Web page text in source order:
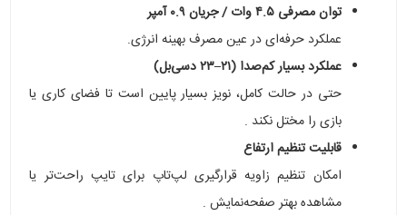
توان مصرفی ۴.۵ وات / جریان ۰.۹ آمپر
عملکرد حرفه‌ای در عین مصرف بهینه انرژی.
عملکرد بسیار کم‌صدا (۲۱–۲۳ دسی‌بل)
حتی در حالت کامل، نویز بسیار پایین است تا فضای کاری یا
بازی را مختل نکند .
قابلیت تنظیم ارتفاع
امکان تنظیم زاویه قرارگیری لپ‌تاپ برای تایپ راحت‌تر یا
مشاهده بهتر صفحه‌نمایش .